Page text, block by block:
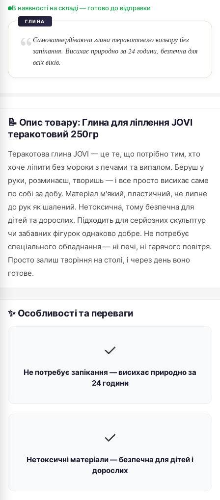
В наявності на складі — готово до відправки
ГЛИНА
Самозатвердіваюча глина теракотового кольору без
запікання. Висихає природно за 24 години, безпечна для
всіх віків.
📝 Опис товару: Глина для ліплення JOVI
теракотовий 250гр
Теракотова глина JOVI — це те, що потрібно тим, хто
хоче ліпити без мороки з печами та випалом. Беруш у
руки, розминаєш, творишь — і все просто висихає саме
по собі за добу. Матеріал м'який, пластичний, не липне
до рук як шалений. Нетоксична, тому безпечна для
дітей та дорослих. Підходить для серйозних скульптур
чи забавних фігурок однаково добре. Не потребує
спеціального обладнання — ні печі, ні гарячого повітря.
Просто залиш творіння на столі, і через день воно
готове.
✨ Особливості та переваги
✓
Не потребує запікання — висихає природно за
24 години
✓
Нетоксичні матеріали — безпечна для дітей і
дорослих